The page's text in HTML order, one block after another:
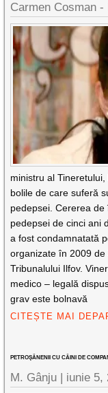
Carmen Cosman -
ministru al
bolile de care suferă
pedepsei. Cererea
pedepsei de cinci ani
a fost condamnatată
organizate în 2009
Tribunalului Ilfov.
medico – legală
grav este bolnavă
CITEȘTE MAI
PETROŞĂNENII CU CÂINI DE
M. Gânju | iunie 5,